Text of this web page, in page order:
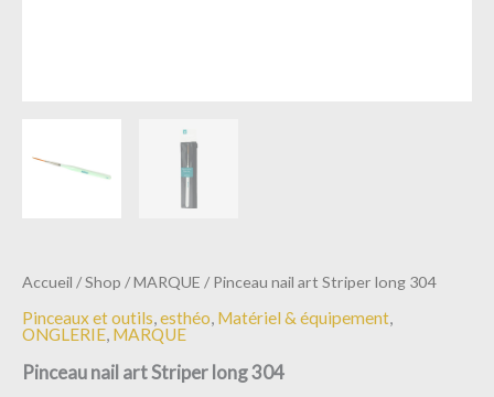
Accueil /Shop /MARQUE / Pinceau nail art Striper long 304
Pinceaux et outils,esthéo, Matériel & équipement,
ONGLERIE, MARQUE
Pinceau nail art Striper long 304